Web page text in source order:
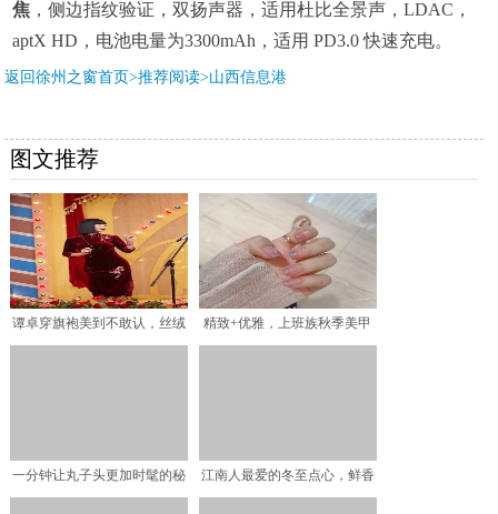
焦，侧边指纹验证，双扬声器，适用杜比全景声，LDAC，
aptX HD，电池电量为3300mAh，适用 PD3.0 快速充电。
返回徐州之窗首页>推荐阅读>山西信息港
图文推荐
谭卓穿旗袍美到不敢认，丝绒
精致+优雅，上班族秋季美甲
一分钟让丸子头更加时髦的秘
江南人最爱的冬至点心，鲜香